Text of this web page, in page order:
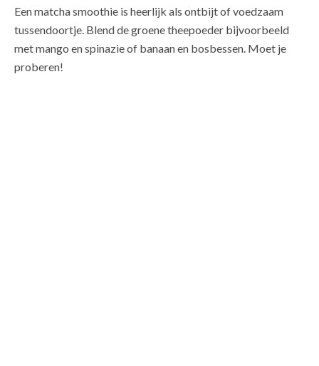
Een matcha smoothie is heerlijk als ontbijt of voedzaam
tussendoortje. Blend de groene theepoeder bijvoorbeeld
met mango en spinazie of banaan en bosbessen. Moet je
proberen!